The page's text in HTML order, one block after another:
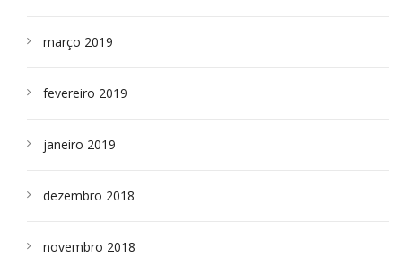
março 2019
fevereiro 2019
janeiro 2019
dezembro 2018
novembro 2018